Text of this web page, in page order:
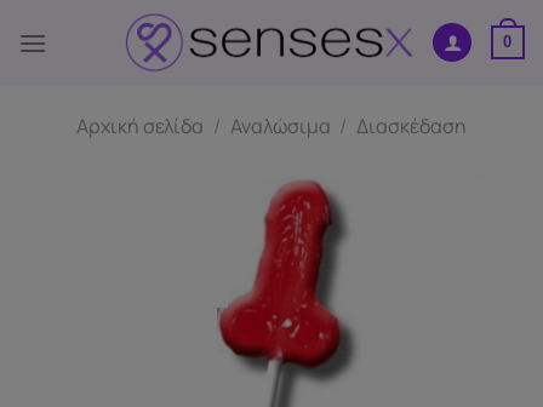
στο
0
Αρχική σελίδα / Αναλώσιμα / Διασκέδαση